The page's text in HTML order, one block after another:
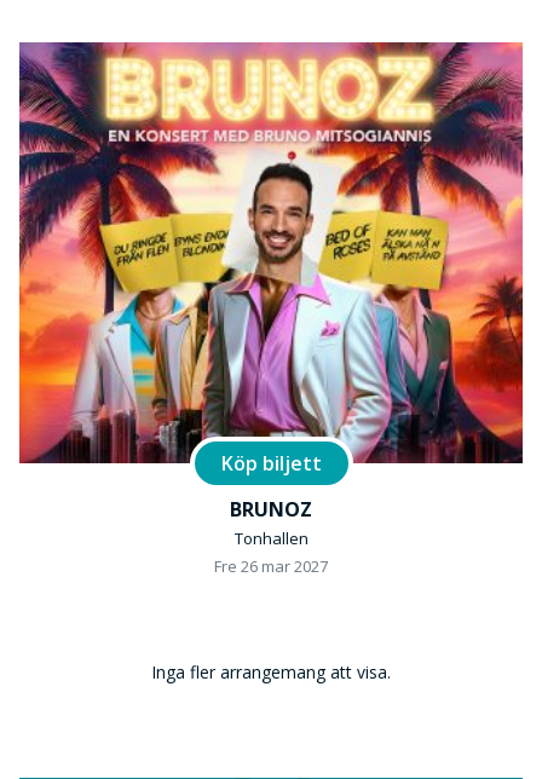
Köp biljett
BRUNOZ
Tonhallen
Fre 26 mar 2027
Inga fler arrangemang att visa.